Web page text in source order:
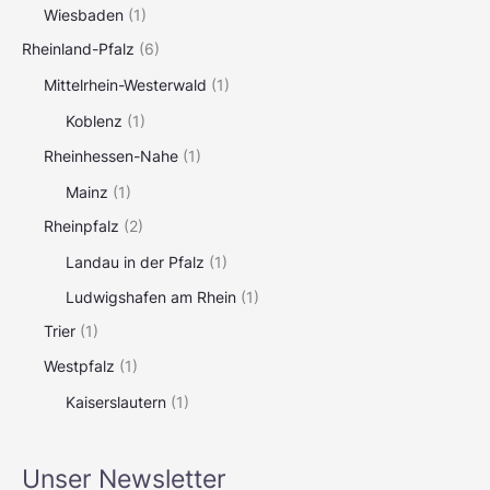
Wiesbaden (1)
Rheinland-Pfalz (6)
Mittelrhein-Westerwald (1)
Koblenz (1)
Rheinhessen-Nahe (1)
Mainz (1)
Rheinpfalz (2)
Landau in der Pfalz (1)
Ludwigshafen am Rhein (1)
Trier (1)
Westpfalz (1)
Kaiserslautern (1)
Unser Newsletter